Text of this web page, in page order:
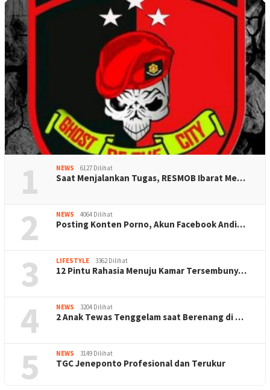
1 NEWS 6127 Dilihat
Saat Menjalankan Tugas, RESMOB Ibarat Me…
2 NEWS 4064 Dilihat
Posting Konten Porno, Akun Facebook Andi…
3 LIFESTYLE 3362 Dilihat
12 Pintu Rahasia Menuju Kamar Tersembuny…
4 NEWS 3204 Dilihat
2 Anak Tewas Tenggelam saat Berenang di …
5 NEWS 3149 Dilihat
TGC Jeneponto Profesional dan Terukur